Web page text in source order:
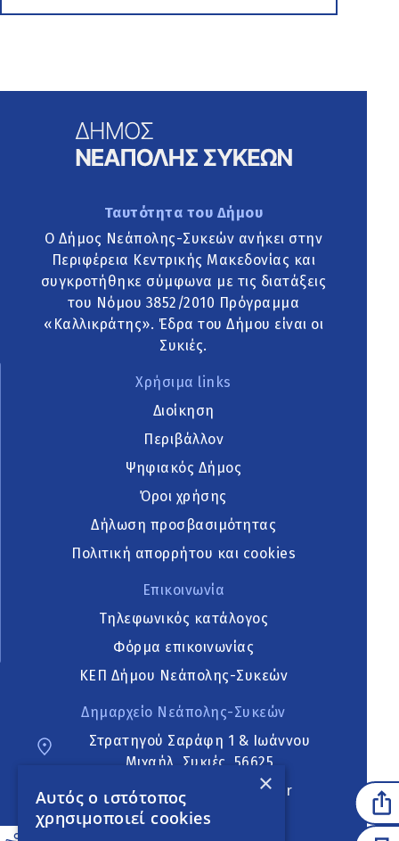
Ταυτότητα του Δήμου
Ο Δήμος Νεάπολης-Συκεών ανήκει στην
Περιφέρεια Κεντρικής Μακεδονίας και
συγκροτήθηκε σύμφωνα με τις διατάξεις
του Νόμου 3852/2010 Πρόγραμμα
«Καλλικράτης». Έδρα του Δήμου είναι οι
Συκιές.
Χρήσιμα links
Διοίκηση
Περιβάλλον
Ψηφιακός Δήμος
Όροι χρήσης
Δήλωση προσβασιμότητας
Πολιτική απορρήτου και cookies
Επικοινωνία
Τηλεφωνικός κατάλογος
Φόρμα επικοινωνίας
ΚΕΠ Δήμου Νεάπολης-Συκεών
Δημαρχείο Νεάπολης-Συκεών
Στρατηγού Σαράφη 1 & Ιωάννου
Μιχαήλ, Συκιές, 56625
neapoli.sykies@ddt.gov.gr
Ακολουθήστε
×
Αυτός ο ιστότοπος
χρησιμοποιεί cookies